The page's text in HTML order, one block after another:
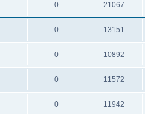
0 21067
0 13151
0 10892
0 11572
0 11942